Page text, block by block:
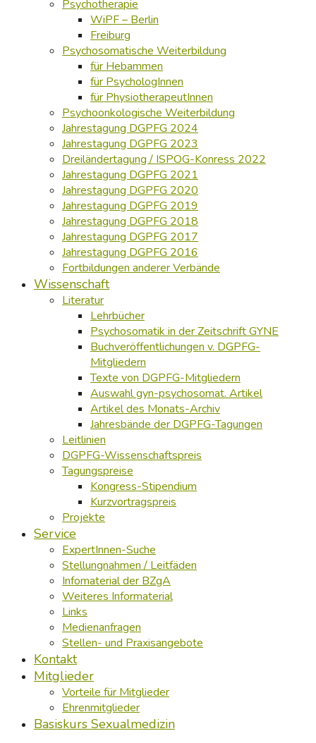
Psychotherapie
WiPF – Berlin
Freiburg
Psychosomatische Weiterbildung
für Hebammen
für PsychologInnen
für PhysiotherapeutInnen
Psychoonkologische Weiterbildung
Jahrestagung DGPFG 2024
Jahrestagung DGPFG 2023
Dreiländertagung / ISPOG-Konress 2022
Jahrestagung DGPFG 2021
Jahrestagung DGPFG 2020
Jahrestagung DGPFG 2019
Jahrestagung DGPFG 2018
Jahrestagung DGPFG 2017
Jahrestagung DGPFG 2016
Fortbildungen anderer Verbände
Wissenschaft
Literatur
Lehrbücher
Psychosomatik in der Zeitschrift GYNE
Buchveröffentlichungen v. DGPFG-
Mitgliedern
Texte von DGPFG-Mitgliedern
Auswahl gyn-psychosomat. Artikel
Artikel des Monats-Archiv
Jahresbände der DGPFG-Tagungen
Leitlinien
DGPFG-Wissenschaftspreis
Tagungspreise
Kongress-Stipendium
Kurzvortragspreis
Projekte
Service
ExpertInnen-Suche
Stellungnahmen / Leitfäden
Infomaterial der BZgA
Weiteres Informaterial
Links
Medienanfragen
Stellen- und Praxisangebote
Kontakt
Mitglieder
Vorteile für Mitglieder
Ehrenmitglieder
Basiskurs Sexualmedizin